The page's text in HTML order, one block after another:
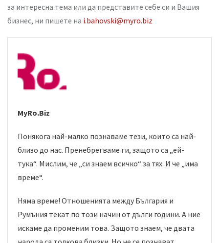
за интересна тема или да представите себе си и Вашия
бизнес, ни пишете на i.bahovski@myro.biz
MyRo.Biz
Понякога най-малко познаваме тези, които са най-
близо до нас. Пренебрегваме ги, защото са „ей-
тука“. Мислим, че „си знаем всичко“ за тях. И че „има
време“.
Няма време! Отношенията между България и
Румъния текат по този начин от дълги години. А ние
искаме да променим това. Защото знаем, че двата